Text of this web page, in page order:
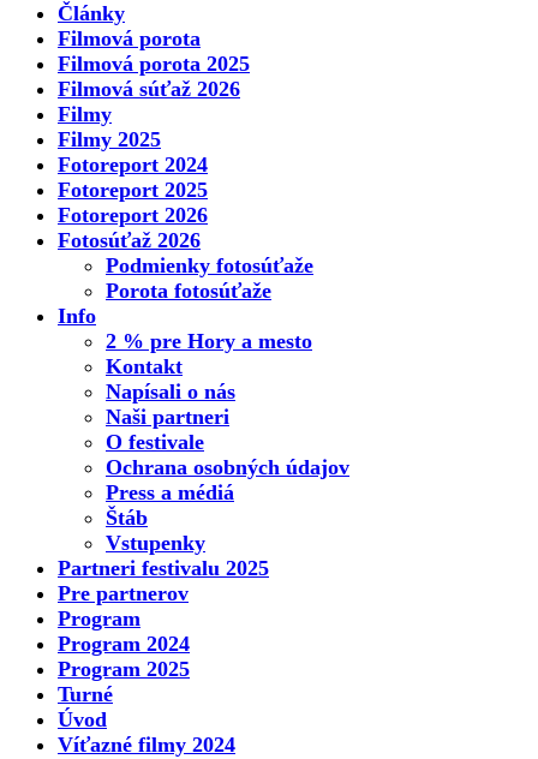
Články
Filmová porota
Filmová porota 2025
Filmová súťaž 2026
Filmy
Filmy 2025
Fotoreport 2024
Fotoreport 2025
Fotoreport 2026
Fotosúťaž 2026
Podmienky fotosúťaže
Porota fotosúťaže
Info
2 % pre Hory a mesto
Kontakt
Napísali o nás
Naši partneri
O festivale
Ochrana osobných údajov
Press a médiá
Štáb
Vstupenky
Partneri festivalu 2025
Pre partnerov
Program
Program 2024
Program 2025
Turné
Úvod
Víťazné filmy 2024